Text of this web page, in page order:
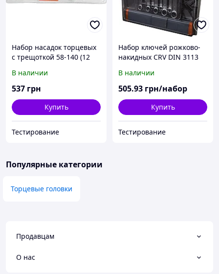
Набор насадок торцевых
с трещоткой 58-140 (12
удлинитель 125 мм.
В наличии
537 грн
Купить
Тестирование
Набор ключей рожково-
накидных CRV DIN 3113
В наличии
505.93 грн/набор
Купить
Тестирование
Популярные категории
Торцевые головки
Продавцам
О нас